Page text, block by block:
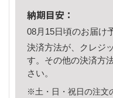
納期目安：
08月15日頃のお届け
決済方法が、クレジ
す。その他の決済方
さい。
※土・日・祝日の注文